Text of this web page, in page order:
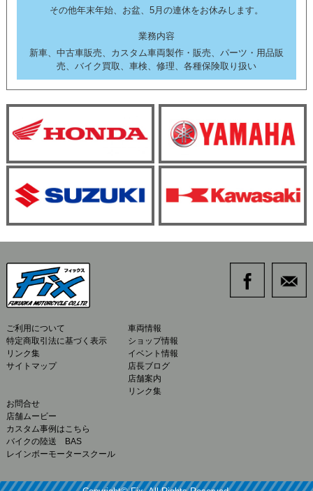
その他年末年始、お盆、5月の連休をお休みします。
業務内容
新車、中古車販売、カスタム車両製作・販売、パーツ・用品販
売、バイク買取、車検、修理、各種保険取り扱い
ご利用について
特定商取引法に基づく表示
リンク集
サイトマップ
車両情報
ショップ情報
イベント情報
店長ブログ
店舗案内
リンク集
お問合せ
店舗ムービー
カスタム事例はこちら
バイクの陸送 BAS
レインボーモータースクール